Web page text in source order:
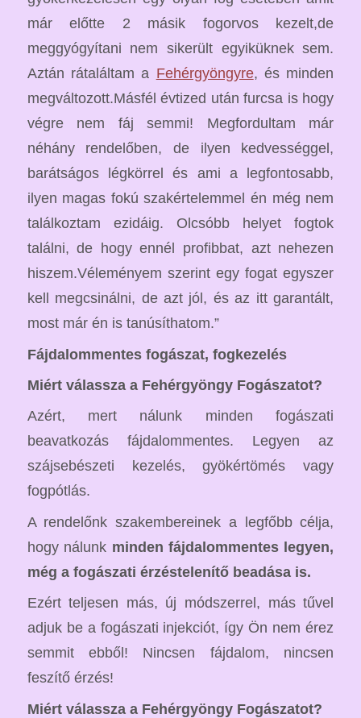
már előtte 2 másik fogorvos kezelt,de
meggyógyítani nem sikerült egyiküknek sem.
Aztán rátaláltam a Fehérgyöngyre, és minden
megváltozott.Másfél évtized után furcsa is hogy
végre nem fáj semmi! Megfordultam már
néhány rendelőben, de ilyen kedvességgel,
barátságos légkörrel és ami a legfontosabb,
ilyen magas fokú szakértelemmel én még nem
találkoztam ezidáig. Olcsóbb helyet fogtok
találni, de hogy ennél profibbat, azt nehezen
hiszem.Véleményem szerint egy fogat egyszer
kell megcsinálni, de azt jól, és az itt garantált,
most már én is tanúsíthatom.”
Fájdalommentes fogászat, fogkezelés
Miért válassza a Fehérgyöngy Fogászatot?
Azért, mert nálunk minden fogászati
beavatkozás fájdalommentes. Legyen az
szájsebészeti kezelés, gyökértömés vagy
fogpótlás.
A rendelőnk szakembereinek a legfőbb célja,
hogy nálunk minden fájdalommentes legyen,
még a fogászati érzéstelenítő beadása is.
Ezért teljesen más, új módszerrel, más tűvel
adjuk be a fogászati injekciót, így Ön nem érez
semmit ebből! Nincsen fájdalom, nincsen
feszítő érzés!
Miért válassza a Fehérgyöngy Fogászatot?